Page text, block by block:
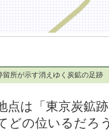
留所が示す消えゆく炭鉱の足跡
点は「東京炭鉱
どの位いるだろ